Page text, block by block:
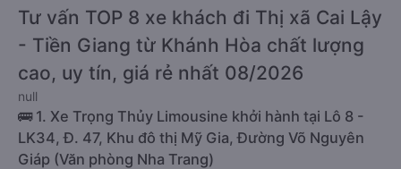
Tư vấn TOP 8 xe khách đi Thị xã Cai Lậy
- Tiền Giang từ Khánh Hòa chất lượng
cao, uy tín, giá rẻ nhất 08/2026
null
🚌 1. Xe Trọng Thủy Limousine khởi hành tại Lô 8 -
LK34, Đ. 47, Khu đô thị Mỹ Gia, Đường Võ Nguyên
Giáp (Văn phòng Nha Trang)